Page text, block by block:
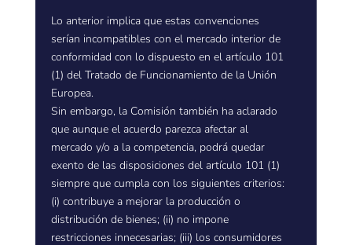
Lo anterior implica que estas convenciones
serían incompatibles con el mercado interior de
conformidad con lo dispuesto en el artículo 101
(1) del Tratado de Funcionamiento de la Unión
Europea.
Sin embargo, la Comisión también ha aclarado
que aunque el acuerdo parezca afectar al
mercado y/o a la competencia, podrá quedar
exento de las disposiciones del artículo 101 (1)
siempre que cumpla con los siguientes criterios:
(i) contribuye a mejorar la producción o
distribución de bienes; (ii) no impone
restricciones innecesarias; (iii) los consumidores